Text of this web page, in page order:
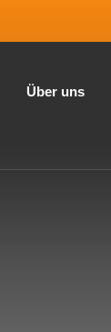
Über uns